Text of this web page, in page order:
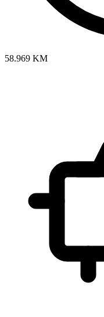
58.969 KM